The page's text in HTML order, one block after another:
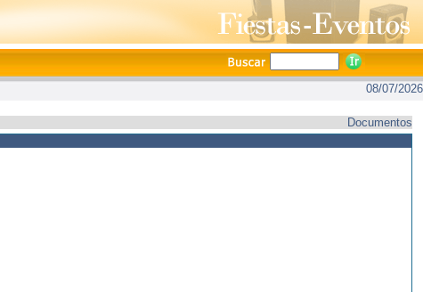
08/07/2026
Documentos